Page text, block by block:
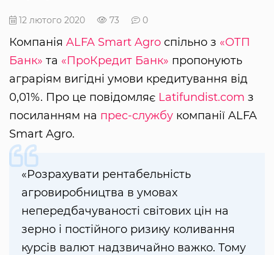
12 лютого 2020 73 0
Компанія ALFA Smart Agro спільно з «ОТП
Банк» та «ПроКредит Банк» пропонують
аграріям вигідні умови кредитування від
0,01%. Про це повідомляє Latifundist.com з
посиланням на прес-службу компанії ALFA
Smart Agro.
«Розрахувати рентабельність
агровиробництва в умовах
непередбачуваності світових цін на
зерно і постійного ризику коливання
курсів валют надзвичайно важко. Тому